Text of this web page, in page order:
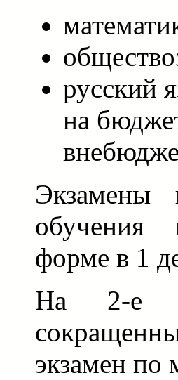
русский
на
Экзамены
обучения
форме в 1
На 2-е
экзамен по